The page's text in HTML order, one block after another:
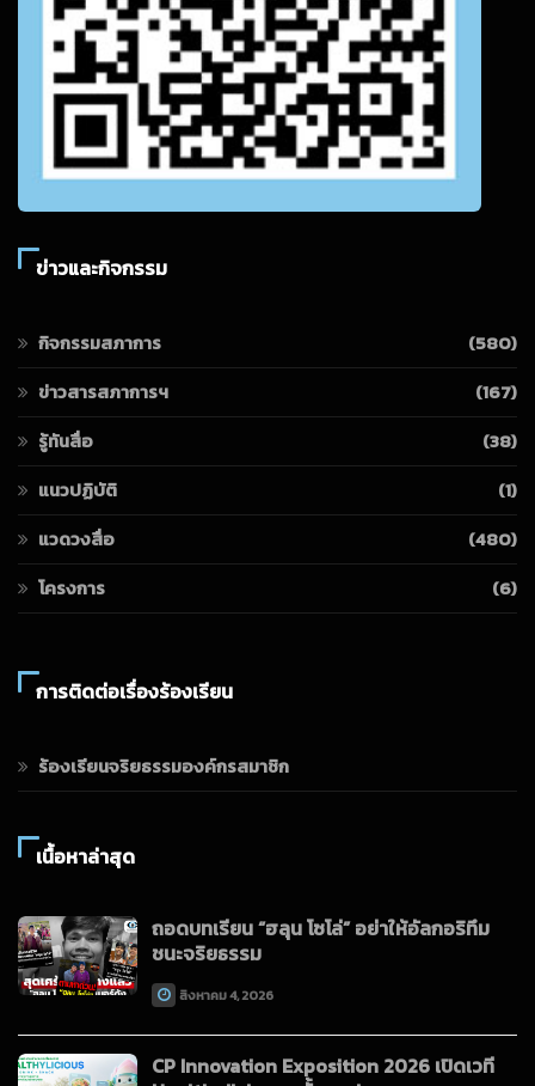
ข่าวและกิจกรรม
กิจกรรมสภาการ
(580)
ข่าวสารสภาการฯ
(167)
รู้ทันสื่อ
(38)
แนวปฏิบัติ
(1)
แวดวงสื่อ
(480)
โครงการ
(6)
การติดต่อเรื่องร้องเรียน
ร้องเรียนจริยธรรมองค์กรสมาชิก
เนื้อหาล่าสุด
ถอดบทเรียน “ฮลุน โซโล่” อย่าให้อัลกอริทึม
ชนะจริยธรรม
สิงหาคม 4, 2026
CP Innovation Exposition 2026 เปิดเวที